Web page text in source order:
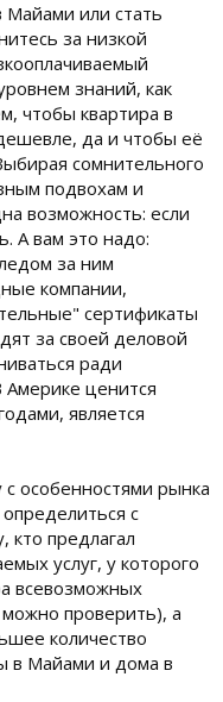
Майами или стать
за низкой
знаний, как
чтобы квартира в
да и чтобы её
сомнительного
подвохам и
возможность: если
А вам это надо:
за ним
компании,
сертификаты
за своей деловой
ради
ценится
является
особенностями рынка
с
кто предлагал
услуг, у которого
всевозможных
проверить), а
количество
в Майами и дома в